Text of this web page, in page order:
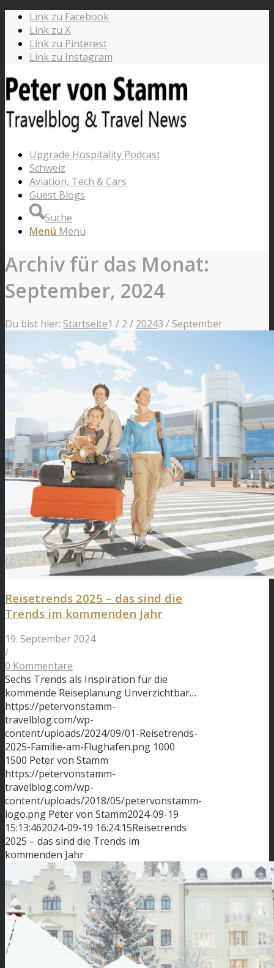
Link zu Facebook
Link zu X
Link zu Pinterest
Link zu Instagram
Upgrade Hospitality Podcast
Schweiz
Aviation, Tech & Cars
Guest Blogs
Suche
Menü Menü
Archiv für das Monat:
September, 2024
Du bist hier: Startseite1 / 2 / 20243 / September
Reisetrends 2025 – das sind die
Trends im kommenden Jahr
19. September 2024
/
0 Kommentare
Sechs Trends als Inspiration für die
kommende Reiseplanung Unverzichtbar…
https://petervonstamm-
travelblog.com/wp-
content/uploads/2024/09/01-Reisetrends-
2025-Familie-am-Flughafen.png 1000
1500 Peter von Stamm
https://petervonstamm-
travelblog.com/wp-
content/uploads/2018/05/petervonstamm-
logo.png Peter von Stamm2024-09-19
15:13:462024-09-19 16:24:15Reisetrends
2025 – das sind die Trends im
kommenden Jahr